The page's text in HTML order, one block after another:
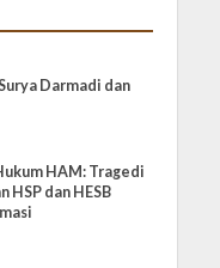
Darmadi dan
HAM: Tragedi
HSP dan HESB